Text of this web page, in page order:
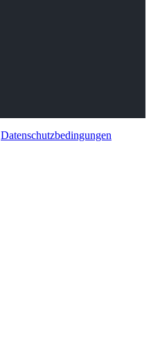
Datenschutzbedingungen